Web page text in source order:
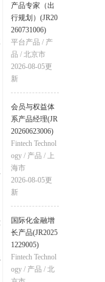
产品专家（出
行规划）(JR20
260731006)
平台产品 / 产
品 / 北京市
2026-08-05更
新
会员与权益体
系产品经理(JR
20260623006)
Fintech Technol
ogy/ 产品 /
上
海市
2026-08-05更
新
国际化金融增
长产品(JR2025
1229005)
Fintech Technol
ogy/ 产品 / 北